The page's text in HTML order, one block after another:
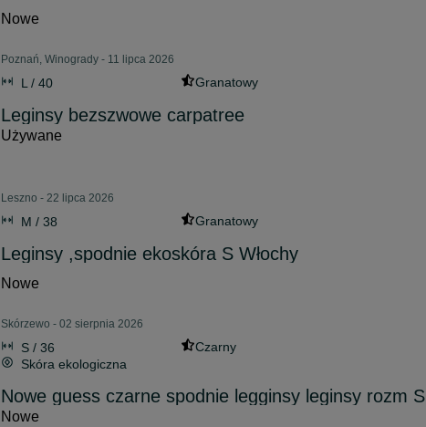
Nowe
Poznań, Winogrady - 11 lipca 2026
L / 40 Granatowy
Leginsy bezszwowe carpatree
Używane
Leszno - 22 lipca 2026
M / 38 Granatowy
Leginsy ,spodnie ekoskóra S Włochy
Nowe
Skórzewo - 02 sierpnia 2026
S / 36
Czarny
Skóra ekologiczna
Nowe guess czarne spodnie legginsy leginsy rozm S
Nowe